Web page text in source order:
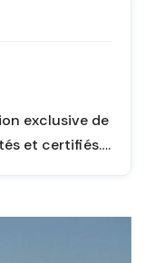
exclusive de
et certifiés….